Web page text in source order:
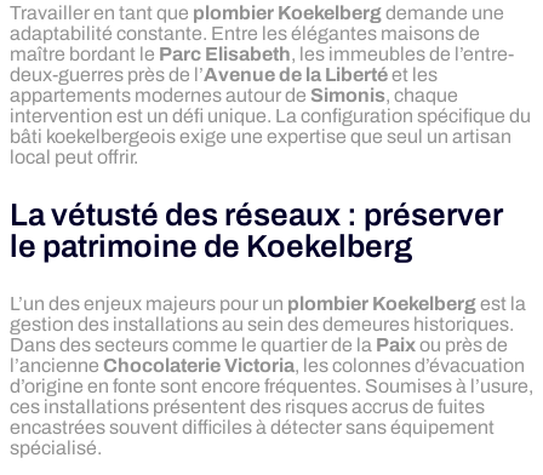
Travailler en tant que plombier Koekelbergdemande une
adaptabilité constante. Entre les élégantes maisons de
maître bordant le Parc Elisabeth, les immeubles de l’entre-
deux-guerres près de l’Avenue de la Libertéet les
appartements modernes autour de Simonis, chaque
intervention est un défi unique. La configuration spécifique du
bâti koekelbergeois exige une expertise que seul un artisan
local peut offrir.
La vétusté des réseaux : préserver
le patrimoine de Koekelberg
L’un des enjeux majeurs pour un plombier Koekelbergest la
gestion des installations au sein des demeures historiques.
Dans des secteurs comme le quartier de la Paixou près de
l’ancienne Chocolaterie Victoria, les colonnes d’évacuation
d’origine en fonte sont encore fréquentes. Soumises à l’usure,
ces installations présentent des risques accrus de fuites
encastrées souvent difficiles à détecter sans équipement
spécialisé.